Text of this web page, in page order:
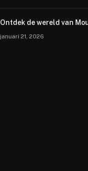
Ontdek de wereld van
januari 21, 2026